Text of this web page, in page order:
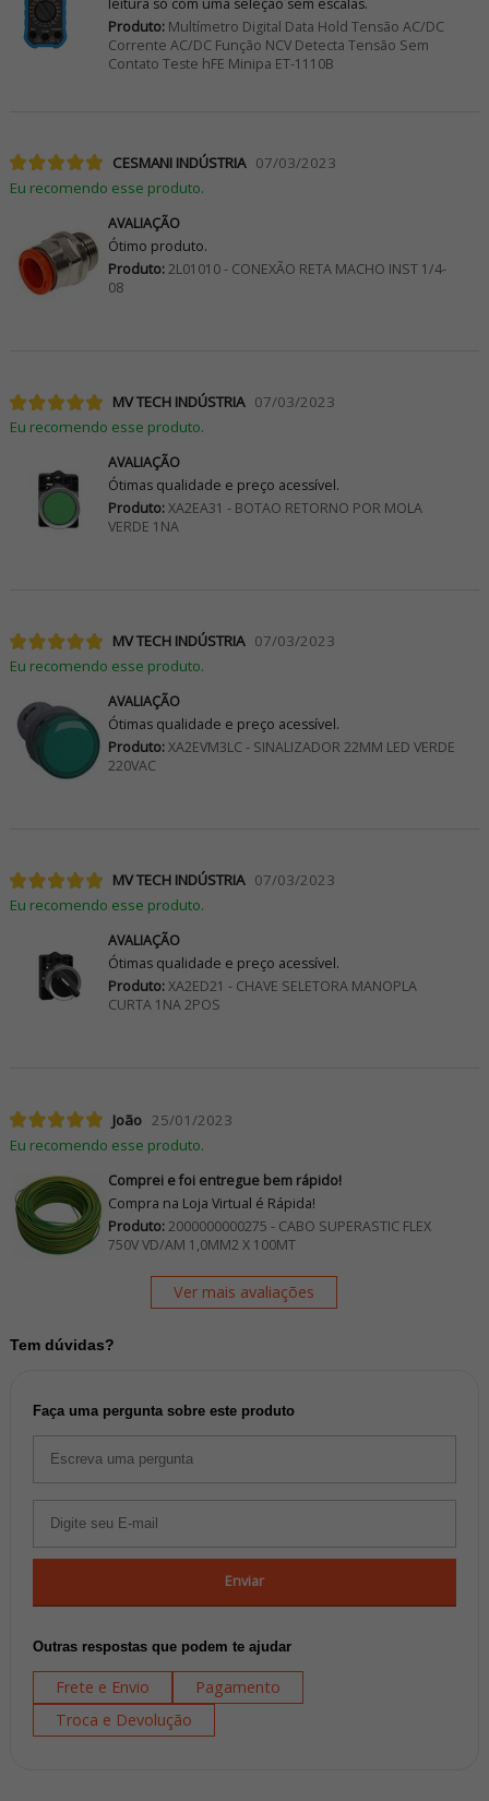
Produto:Multímetro Digital Data Hold Tensão AC/DC
Corrente AC/DC Função NCV Detecta Tensão Sem
Contato Teste hFE Minipa ET-1110B
CESMANI INDÚSTRIA 07/03/2023
Eu recomendo esse produto.
AVALIAÇÃO
Ótimo produto.
Produto:2L01010 - CONEXÃO RETA MACHO INST 1/4-
08
MV TECH INDÚSTRIA 07/03/2023
Eu recomendo esse produto.
AVALIAÇÃO
Ótimas qualidade e preço acessível.
Produto:XA2EA31 - BOTAO RETORNO POR MOLA
VERDE 1NA
MV TECH INDÚSTRIA 07/03/2023
Eu recomendo esse produto.
AVALIAÇÃO
Ótimas qualidade e preço acessível.
Produto:XA2EVM3LC - SINALIZADOR 22MM LED VERDE
220VAC
MV TECH INDÚSTRIA 07/03/2023
Eu recomendo esse produto.
AVALIAÇÃO
Ótimas qualidade e preço acessível.
Produto:XA2ED21 - CHAVE SELETORA MANOPLA
CURTA 1NA 2POS
João 25/01/2023
Eu recomendo esse produto.
Comprei e foi entregue bem rápido!
Compra na Loja Virtual é Rápida!
Produto:2000000000275 - CABO SUPERASTIC FLEX
750V VD/AM 1,0MM2 X 100MT
Ver mais avaliações
Tem dúvidas?
Faça uma pergunta sobre este produto
Enviar
Outras respostas que podem te ajudar
Frete e Envio
Pagamento
Troca e Devolução